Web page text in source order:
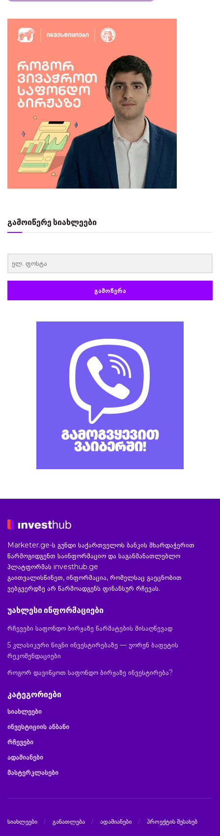
გამოიწერე სიახლეები
ᲒᲐᲛᲝᲬᲔᲠᲐ
Marketer.ge-ს გუნდი საქართველოს ბანკის მხარდაჭერით
წარმოგიდგენთ საინფორმაციო და საგანმანათლებლო
პლატფორმას investhub.ge
გაითვალისწინეთ, ინფორმაცია, რომელსაც გაეცნობით
ვებგვერდზე არ წარმოადგენს ფინანსურ რჩევას.
უახლესი ინფორმაციები
რჩევები საფონდო ბირჟაზე წარმატების მისაღწევად
5 კლასიკური წიგნი ინვესტირებაზე — უორენ ბაფეტის
რეკომენდაციები
როგორ დავიწყოთ საფონდო ბირჟაზე ინვესტირება?
კატეგორიები
სიახლეები
ინვესტიციის ანბანი
რჩევები
ადამიანები
მასტერკლასები
სიახლეები განათლება ადამიანები პროექტის შესახებ